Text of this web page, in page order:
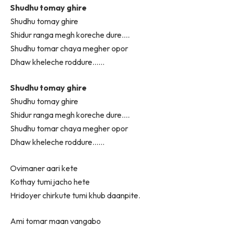
Shudhu tomay ghire
Shudhu tomay ghire
Shidur ranga megh koreche dure….
Shudhu tomar chaya megher opor
Dhaw kheleche roddure……
Shudhu tomay ghire
Shudhu tomay ghire
Shidur ranga megh koreche dure….
Shudhu tomar chaya megher opor
Dhaw kheleche roddure……
Ovimaner aari kete
Kothay tumi jacho hete
Hridoyer chirkute tumi khub daanpite.
Ami tomar maan vangabo